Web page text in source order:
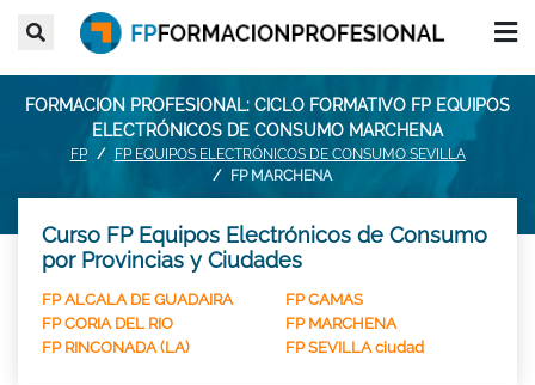
FORMACION PROFESIONAL: CICLO FORMATIVO FP EQUIPOS
ELECTRÓNICOS DE CONSUMO MARCHENA
FP
FP EQUIPOS ELECTRÓNICOS DE CONSUMO SEVILLA
FP MARCHENA
Curso FP Equipos Electrónicos de Consumo
por Provincias y Ciudades
FP ALCALA DE GUADAIRA
FP CAMAS
FP CORIA DEL RIO
FP MARCHENA
FP RINCONADA (LA)
FP SEVILLA ciudad